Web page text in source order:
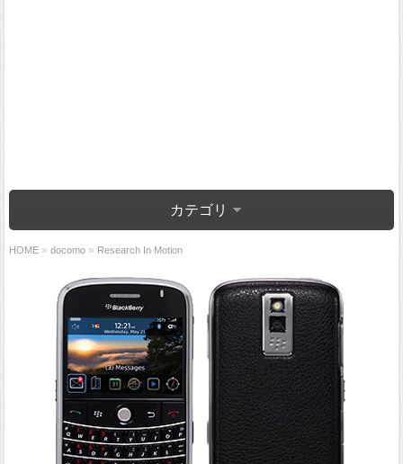
カテゴリ
HOME » docomo » Research In Motion